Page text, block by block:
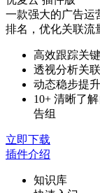
一款强大的广告运
排名，优化关联流
高效跟踪关
透视分析关
动态稳步提
10+ 清晰了
告组
立即下载
插件介绍
知识库